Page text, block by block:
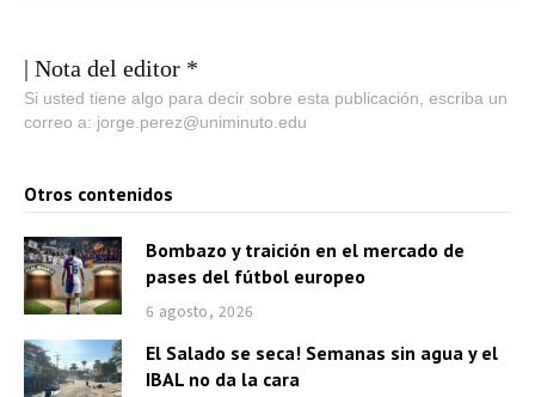
| Nota del editor *
Si usted tiene algo para decir sobre esta publicación, escriba un
correo a: jorge.perez@uniminuto.edu
Otros contenidos
Bombazo y traición en el mercado de
pases del fútbol europeo
6 agosto, 2026
El Salado se seca! Semanas sin agua y el
IBAL no da la cara